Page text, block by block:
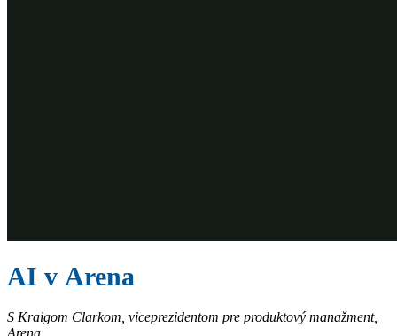
AI v Arena
S Kraigom Clarkom, viceprezidentom pre produktový manažment,